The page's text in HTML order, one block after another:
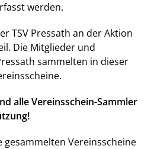
werden.
TSV Pressath an der Aktion
Die Mitglieder und
sammelten in dieser
alle Vereinsschein-Sammler
Vereinsscheine